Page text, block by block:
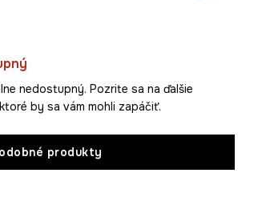
nedostupný. Pozrite sa na ďalšie
by sa vám mohli zapáčiť.
produkty